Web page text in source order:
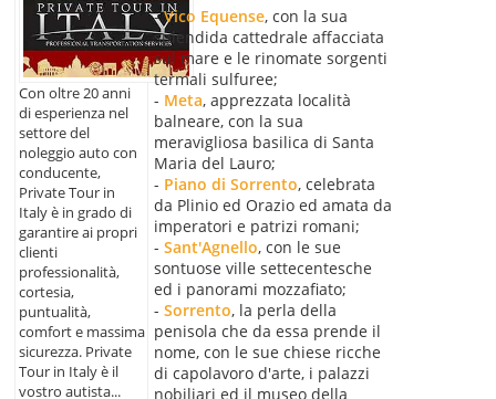
Con oltre 20 anni
di esperienza nel
settore del
noleggio auto con
conducente,
Private Tour in
Italy è in grado di
garantire ai propri
clienti
professionalità,
cortesia,
puntualità,
comfort e massima
sicurezza. Private
Tour in Italy è il
vostro autista...
-Vico Equense, con la sua
splendida cattedrale affacciata
sul mare e le rinomate sorgenti
termali sulfuree;
- Meta, apprezzata località
balneare, con la sua
meravigliosa basilica di Santa
Maria del Lauro;
- Piano di Sorrento, celebrata
da Plinio ed Orazio ed amata da
imperatori e patrizi romani;
- Sant'Agnello, con le sue
sontuose ville settecentesche
ed i panorami mozzafiato;
- Sorrento, la perla della
penisola che da essa prende il
nome, con le sue chiese ricche
di capolavoro d'arte, i palazzi
nobiliari ed il museo della